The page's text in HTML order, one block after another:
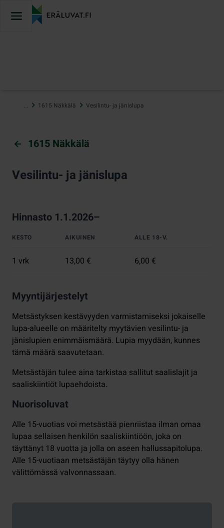
sisältöön
… 1615 Näkkälä Vesilintu- ja jänislupa
1615 Näkkälä
Vesilintu- ja jänislupa
Hinnasto 1.1.2026–
KESTO AIKUINEN ALLE 18-V.
1 vrk 13,00 € 6,00 €
Myyntijärjestelyt
Metsästyksen kestävyyden varmistamiseksi jokaiselle
lupa-alueelle on määritelty myytävien vesilintu- ja
jänislupien enimmäismäärä. Lupia myydään, kunnes
tämä määrä saavutetaan.
Metsästäjän tulee aina tarkistaa sallitut saalislajit ja
saaliskiintiöt lupaehdoista.
Nuorisoluvat
Alle 15-vuotias voi metsästää pienriistaa ilman omaa
lupaa sellaisen henkilön saaliskiintiöön, joka on
täyttänyt 18 vuotta ja jolla on aseen hallussapitolupa.
Alle 15-vuotiaan metsästäjän täytyy olla hänen
välittömässä valvonnassaan.